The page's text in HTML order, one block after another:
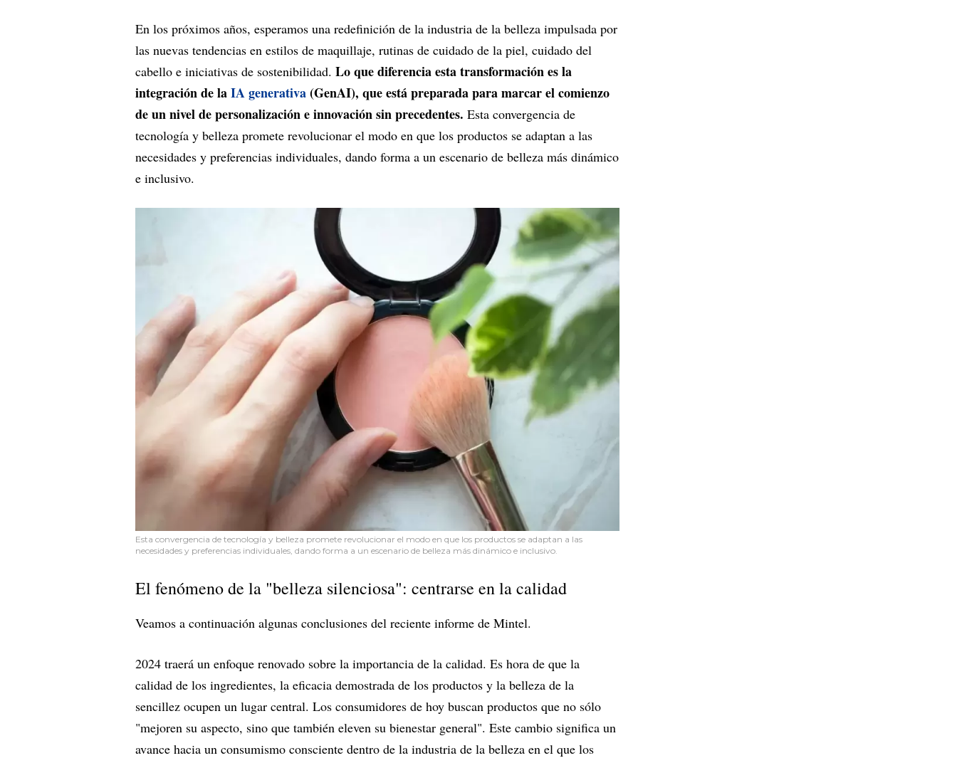
En los próximos años, esperamos una redefinición de la industria de la belleza impulsada por
las nuevas tendencias en estilos de maquillaje, rutinas de cuidado de la piel, cuidado del
cabello e iniciativas de sostenibilidad. Lo que diferencia esta transformación es la
integración de laIA generativa(GenAI), que está preparada para marcar el comienzo
de un nivel de personalización e innovación sin precedentes. Esta convergencia de
tecnología y belleza promete revolucionar el modo en que los productos se adaptan a las
necesidades y preferencias individuales, dando forma a un escenario de belleza más dinámico
e inclusivo.
Esta convergencia de tecnología y belleza promete revolucionar el modo en que los productos se adaptan a las
necesidades y preferencias individuales, dando forma a un escenario de belleza más dinámico e inclusivo.
El fenómeno de la "belleza silenciosa": centrarse en la calidad
Veamos a continuación algunas conclusiones del reciente informe de Mintel.
2024 traerá un enfoque renovado sobre la importancia de la calidad. Es hora de que la
calidad de los ingredientes, la eficacia demostrada de los productos y la belleza de la
sencillez ocupen un lugar central. Los consumidores de hoy buscan productos que no sólo
"mejoren su aspecto, sino que también eleven su bienestar general". Este cambio significa un
avance hacia un consumismo consciente dentro de la industria de la belleza en el que los